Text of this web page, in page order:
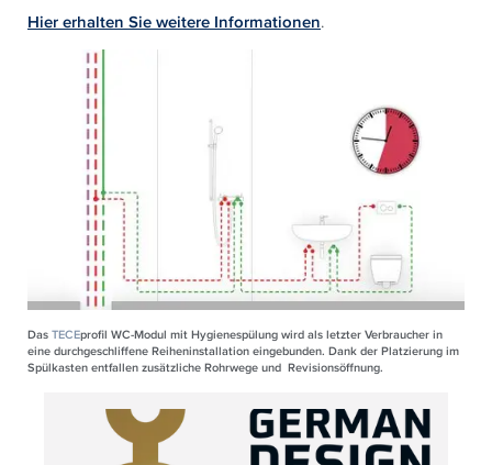
Hier erhalten Sie weitere Informationen.
DasTECEprofil WC-Modul mit Hygienespülung wird als letzter Verbraucher in
eine durchgeschliffene Reiheninstallation eingebunden. Dank der Platzierung im
Spülkasten entfallen zusätzliche Rohrwege und Revisionsöffnung.